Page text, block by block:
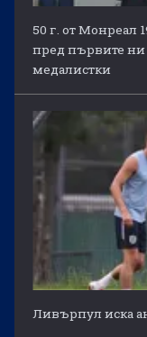
50 г. от Монреал
пред първите
медалистки
Ливърпул иска